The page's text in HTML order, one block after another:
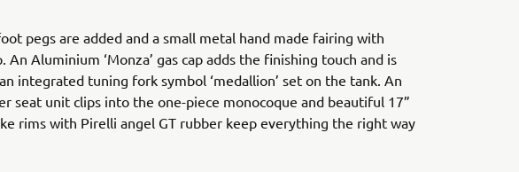
pegs are added and a small metal hand made fairing with
An Aluminium ‘Monza’ gas cap adds the finishing touch and is
integrated tuning fork symbol ‘medallion’ set on the tank. An
seat unit clips into the one-piece monocoque and beautiful 17”
rims with Pirelli angel GT rubber keep everything the right way